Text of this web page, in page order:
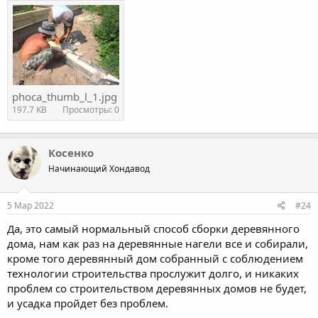
phoca_thumb_l_1.jpg
197.7 KB Просмотры: 0
Косенко
Начинающий Хондавод
5 Мар 2022 #24
Да, это самый нормальный способ сборки деревянного
дома, нам как раз на деревянные нагели все и собирали,
кроме того деревянный дом собранный с соблюдением
технологии строительства прослужит долго, и никаких
проблем со строительством деревянных домов не будет,
и усадка пройдет без проблем.